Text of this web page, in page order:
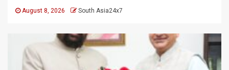
August 8, 2026 South Asia24x7